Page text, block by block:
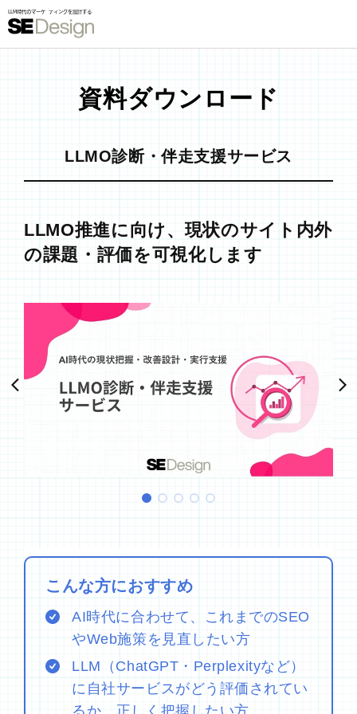
資料ダウンロード
LLMO診断・伴走支援サービス
LLMO推進に向け、現状のサイト内外
の課題・評価を可視化します
こんな方におすすめ
AI時代に合わせて、これまでのSEO
やWeb施策を見直したい方
LLM（ChatGPT・Perplexityなど）
に自社サービスがどう評価されてい
るか、正しく把握したい方